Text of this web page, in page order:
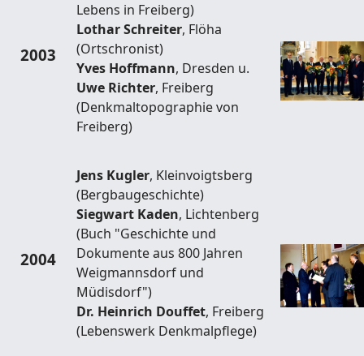
2003
Lebens in Freiberg)
Lothar Schreiter, Flöha
(Ortschronist)
Yves Hoffmann, Dresden u.
Uwe Richter, Freiberg
(Denkmaltopographie von
Freiberg)
2004
Jens Kugler, Kleinvoigtsberg
(Bergbaugeschichte)
Siegwart Kaden, Lichtenberg
(Buch "Geschichte und
Dokumente aus 800 Jahren
Weigmannsdorf und
Müdisdorf")
Dr. Heinrich Douffet, Freiberg
(Lebenswerk Denkmalpflege)